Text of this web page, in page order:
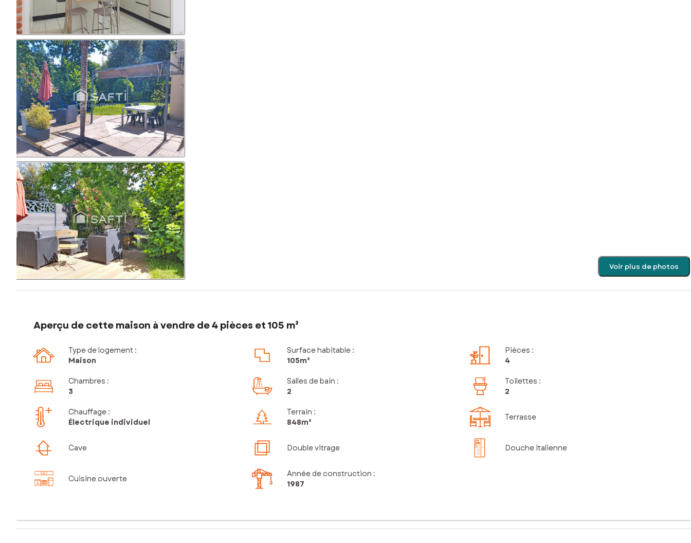
Voir plus de photos
Aperçu de cette maison à vendre de 4 pièces et 105 m²
Type de logement :
Maison
Surface habitable :
105m²
Pièces :
4
Chambres :
3
Salles de bain :
2
Toilettes :
2
Chauffage :
Électrique individuel
Terrain :
848m²
Terrasse
Cave Double vitrage Douche Italienne
Cuisine ouverte
Année de construction :
1987